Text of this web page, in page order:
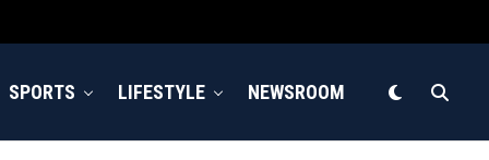
SPORTS LIFESTYLE NEWSROOM